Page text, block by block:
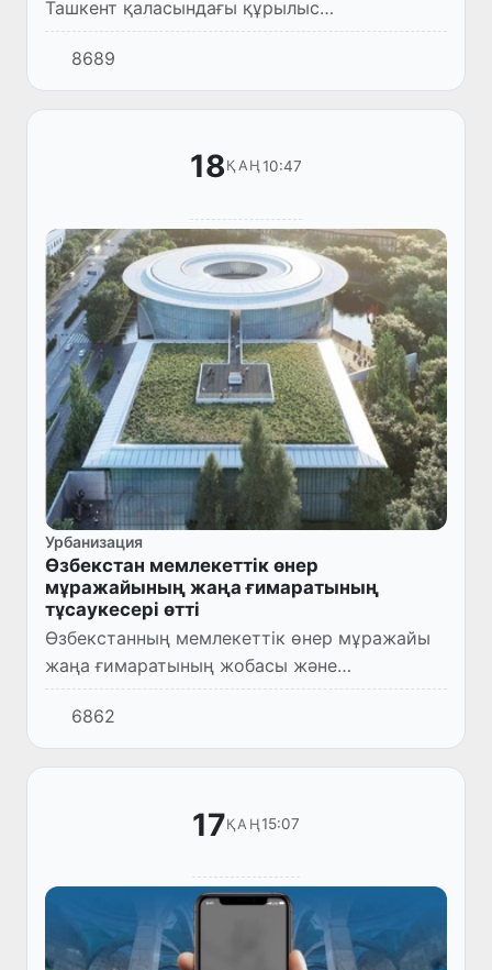
Ташкент қаласындағы құрылыс
жұмыстарымен танысты.
8689
18ҚАҢ10:47
Урбанизация
Өзбекстан мемлекеттік өнер
мұражайының жаңа ғимаратының
тұсаукесері өтті
Өзбекстанның мемлекеттік өнер мұражайы
жаңа ғимаратының жобасы және
Самарқанттағы «Ұлы Жібек жолы»
мұражайының алғашқы концепциясы
ұсынылды.
6862
17ҚАҢ15:07